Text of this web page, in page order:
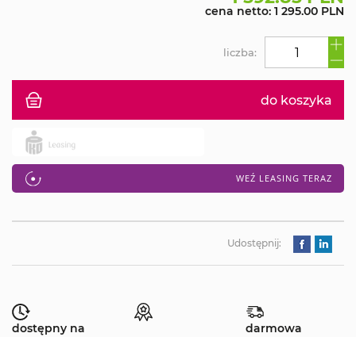
cena netto: 1 295.00 PLN
do koszyka
WEŹ LEASING TERAZ
liczba:
Udostępnij:
dostępny na
darmowa